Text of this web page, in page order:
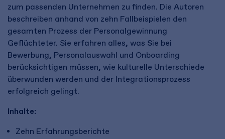
zum passenden Unternehmen zu finden. Die Autoren
beschreiben anhand von zehn Fallbeispielen den
gesamten Prozess der Personalgewinnung
Geflüchteter. Sie erfahren alles, was Sie bei
Bewerbung, Personalauswahl und Onboarding
berücksichtigen müssen, wie kulturelle Unterschiede
überwunden werden und der Integrationsprozess
erfolgreich gelingt.
Inhalte:
Zehn Erfahrungsberichte